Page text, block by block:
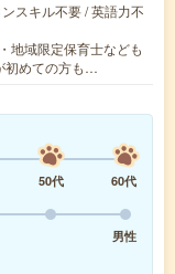
スキル不要 / 英語力不
地域限定保育士なども
初めての方も…
50代
60代
男性